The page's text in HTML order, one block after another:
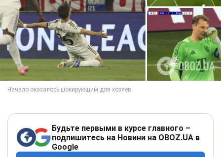
Будьте первыми в курсе главного –
подпишитесь на Новини на OBOZ.UA в
Google